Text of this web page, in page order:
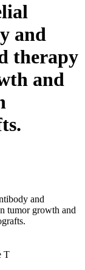
and
therapy
and
and
tumor growth and
T